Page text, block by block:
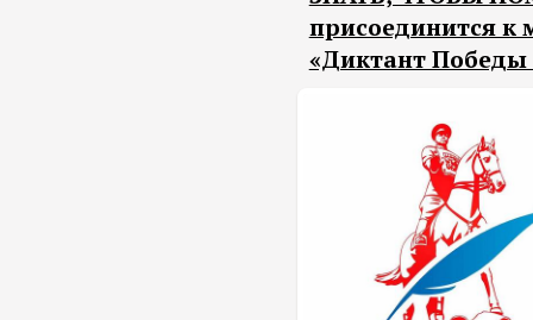
присоединится
«Диктант Победы